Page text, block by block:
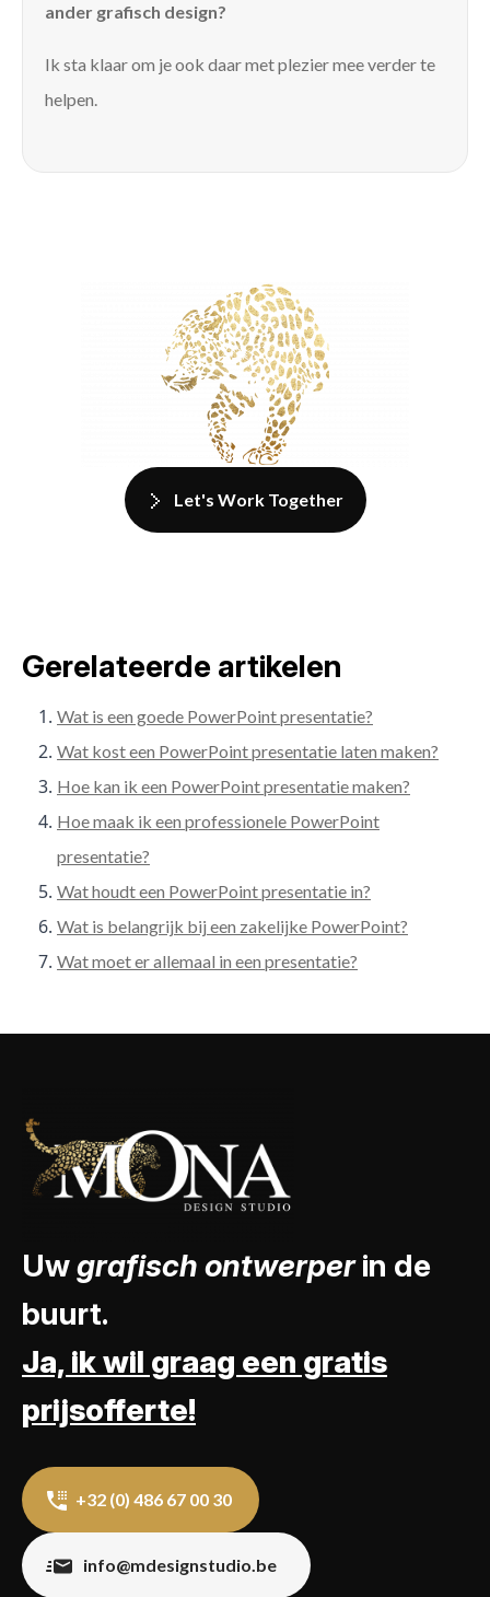
ander grafisch design?
Ik sta klaar om je ook daar met plezier mee verder te
helpen.
Let's Work Together
Gerelateerde artikelen
Wat is een goede PowerPoint presentatie?
Wat kost een PowerPoint presentatie laten maken?
Hoe kan ik een PowerPoint presentatie maken?
Hoe maak ik een professionele PowerPoint
presentatie?
Wat houdt een PowerPoint presentatie in?
Wat is belangrijk bij een zakelijke PowerPoint?
Wat moet er allemaal in een presentatie?
Uwgrafisch ontwerperin de
buurt.
Ja, ik wil graag een gratis
prijsofferte!
+32 (0) 486 67 00 30
info@mdesignstudio.be